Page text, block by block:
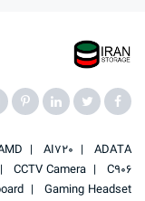
ADATA
AI720
C906
CCTV Camera
Gaming Headset